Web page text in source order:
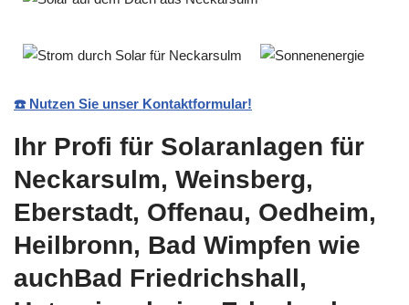
☎️ Nutzen Sie unser Kontaktformular!
Ihr Profi für Solaranlagen für
Neckarsulm, Weinsberg,
Eberstadt, Offenau, Oedheim,
Heilbronn, Bad Wimpfen wie
auchBad Friedrichshall,